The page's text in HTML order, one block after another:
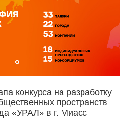
конкурса на разработку
пространств
«УРАЛ» в г. Миасс